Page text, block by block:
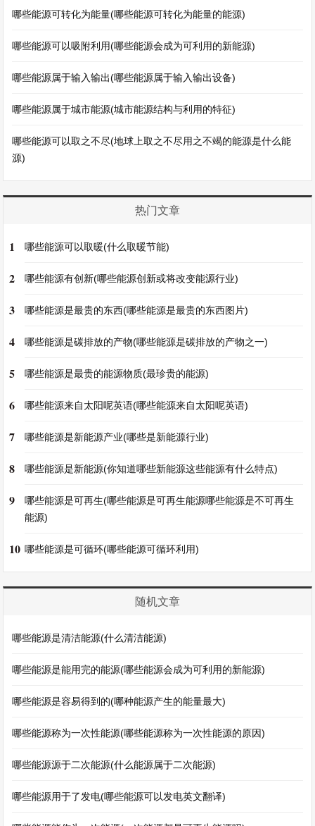
哪些能源可转化为能量(哪些能源可转化为能量的能源)
哪些能源可以吸附利用(哪些能源会成为可利用的新能源)
哪些能源属于输入输出(哪些能源属于输入输出设备)
哪些能源属于城市能源(城市能源结构与利用的特征)
哪些能源可以取之不尽(地球上取之不尽用之不竭的能源是什么能
源)
热门文章
1 哪些能源可以取暖(什么取暖节能)
2 哪些能源有创新(哪些能源创新或将改变能源行业)
3 哪些能源是最贵的东西(哪些能源是最贵的东西图片)
4 哪些能源是碳排放的产物(哪些能源是碳排放的产物之一)
5 哪些能源是最贵的能源物质(最珍贵的能源)
6 哪些能源来自太阳呢英语(哪些能源来自太阳呢英语)
7 哪些能源是新能源产业(哪些是新能源行业)
8 哪些能源是新能源(你知道哪些新能源这些能源有什么特点)
9
哪些能源是可再生(哪些能源是可再生能源哪些能源是不可再生
能源)
10 哪些能源是可循环(哪些能源可循环利用)
随机文章
哪些能源是清洁能源(什么清洁能源)
哪些能源是能用完的能源(哪些能源会成为可利用的新能源)
哪些能源是容易得到的(哪种能源产生的能量最大)
哪些能源称为一次性能源(哪些能源称为一次性能源的原因)
哪些能源源于二次能源(什么能源属于二次能源)
哪些能源用于了发电(哪些能源可以发电英文翻译)